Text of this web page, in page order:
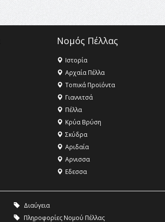
Νομός Πέλλας
Ιστορία
Αρχαία Πέλλα
Τοπικά Προϊόντα
Γιαννιτσά
Πέλλα
Κρύα Βρύση
Σκύδρα
Αριδαία
Aρνισσα
Eδεσσα
Διαύγεια
Πληροφορίες Νομού Πέλλας